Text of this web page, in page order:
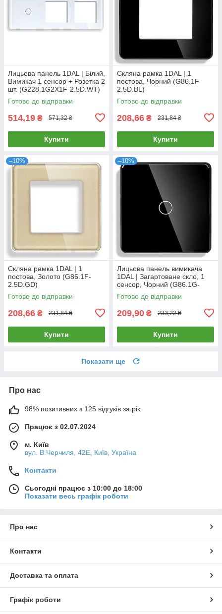
Лицьова панель 1DAL | Білий,
Вимикач 1 сенсор + Розетка 2
шт. (G228.1G2X1F-2.5D.WT)
Готово до відправки
514,19 ₴ 571,32 ₴
Купити
Скляна рамка 1DAL | 1
постова, Чорний (G86.1F-
2.5D.BL)
Готово до відправки
208,66 ₴ 231,84 ₴
Купити
–10%
Скляна рамка 1DAL | 1
постова, Золото (G86.1F-
2.5D.GD)
Готово до відправки
208,66 ₴ 231,84 ₴
Купити
–10%
Лицьова панель вимикача
1DAL | Загартоване скло, 1
сенсор, Чорний (G86.1G-
2.5D.BL)
Готово до відправки
209,90 ₴ 233,22 ₴
Купити
Показати ще
Про нас
98% позитивних з 125 відгуків за рік
Працює з 02.07.2024
м. Київ
вул. В.Черчиля, 42Е, Київ, Україна
Контакти
Сьогодні працює з 10:00 до 18:00
Показати весь графік роботи
Про нас
Контакти
Доставка та оплата
Графік роботи